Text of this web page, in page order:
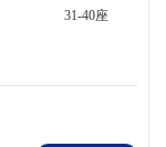
31-40座